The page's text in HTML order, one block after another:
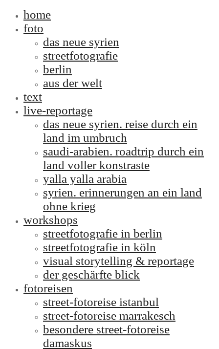
home
foto
das neue syrien
streetfotografie
berlin
aus der welt
text
live-reportage
das neue syrien. reise durch ein
land im umbruch
saudi-arabien. roadtrip durch ein
land voller konstraste
yalla yalla arabia
syrien. erinnerungen an ein land
ohne krieg
workshops
streetfotografie in berlin
streetfotografie in köln
visual storytelling & reportage
der geschärfte blick
fotoreisen
street-fotoreise istanbul
street-fotoreise marrakesch
besondere street-fotoreise
damaskus